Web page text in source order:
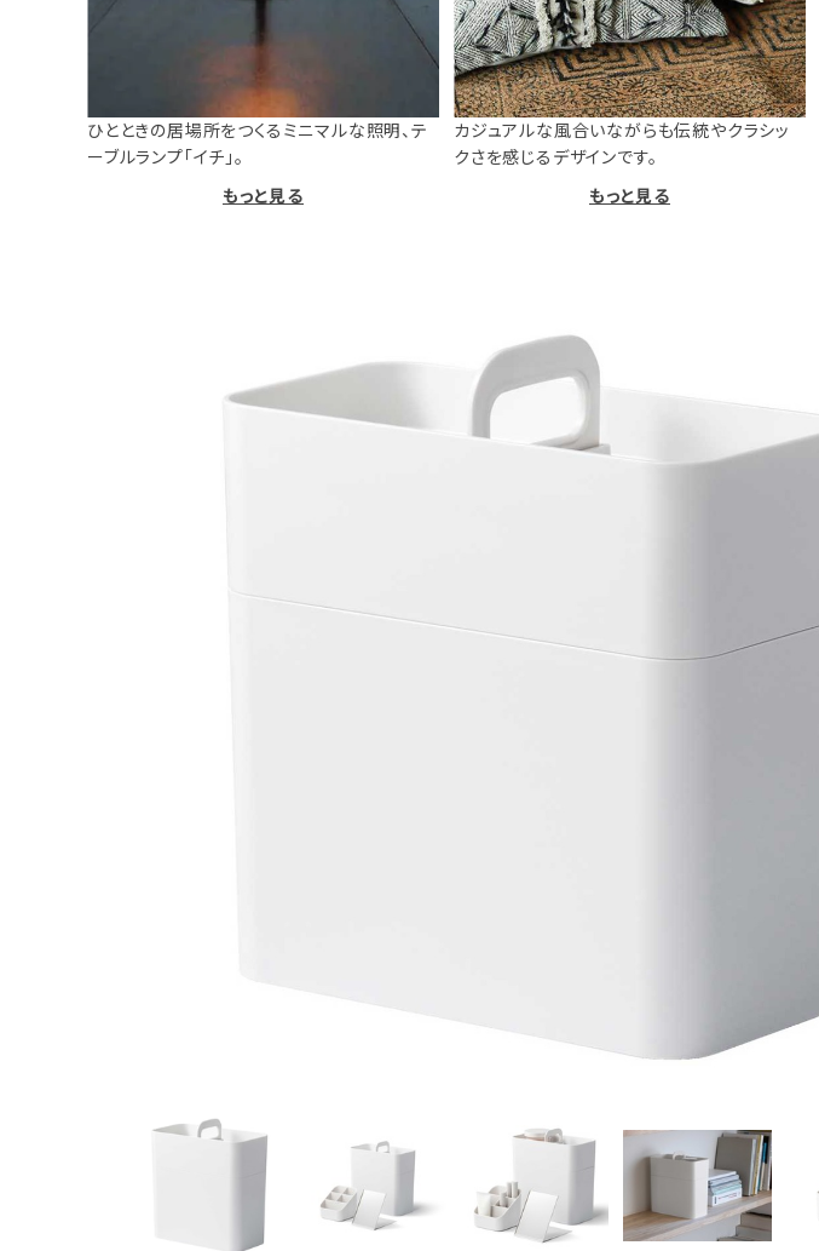
ひとときの居場所をつくるミニマルな照明、テ
ーブルランプ「イチ」。
もっと見る
カジュアルな風合いながらも伝統やクラシッ
クさを感じるデザインです。
もっと見る